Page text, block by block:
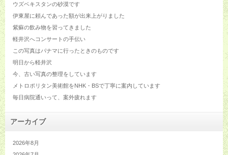
ウズベキスタンの砂漠です
伊東屋に頼んであった額が出来上がりました
紫蘇の飲み物を習ってきました
軽井沢へコンサートの手伝い
この写真はパナマに行ったときのものです
明日から軽井沢
今、古い写真の整理をしています
メトロポリタン美術館をNHK・BSで丁寧に案内しています
毎日病院通いって、案外疲れます
アーカイブ
2026年8月